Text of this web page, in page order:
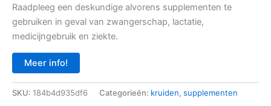
Raadpleeg een deskundige alvorens supplementen te
gebruiken in geval van zwangerschap, lactatie,
medicijngebruik en ziekte.
Meer info!
SKU: 184b4d935df6 Categorieën: kruiden, supplementen